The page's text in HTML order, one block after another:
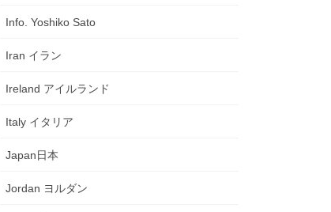
Info. Yoshiko Sato
Iran イラン
Ireland アイルランド
Italy イタリア
Japan日本
Jordan ヨルダン